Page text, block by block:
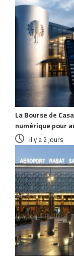
La Bourse de
numérique pour
il y a 2 jours